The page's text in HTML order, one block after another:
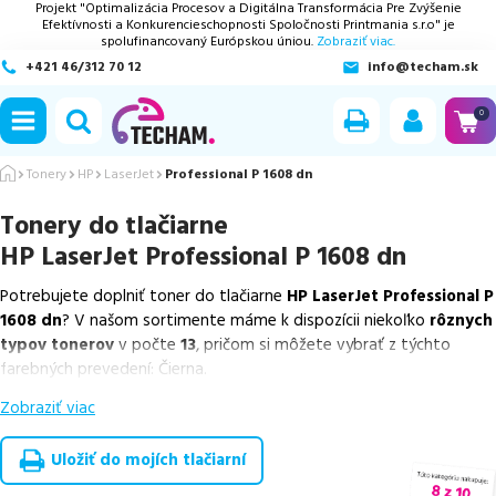
Projekt "Optimalizácia Procesov a Digitálna Transformácia Pre Zvýšenie
Efektívnosti a Konkurencieschopnosti Spoločnosti Printmania s.r.o" je
spolufinancovaný Európskou úniou. Zobraziť viac.
+421 46/312 70 12
info@techam.sk
0
Tonery HP LaserJet Professional P 1608 dn
Tonery do tlačiarne
HP LaserJet Professional P 1608 dn
Potrebujete doplniť toner do tlačiarne HP LaserJet Professional P
1608 dn? V našom sortimente máme k dispozícii niekoľko rôznych
typov tonerovv počte 13, pričom si môžete vybrať z týchto
farebných prevedení: Čierna.
Z uvedeného množstva dostupných náplní
náplnev počte2ks, ako ajcenovo výhodnejšie alternatívy,
ktoré plne zachovávajú kvalitu tlače
overené náhrady v rôznych triedach
, medzi ktoré patríšpičková
Zobraziť viac
Uložiť do mojích tlačiarní